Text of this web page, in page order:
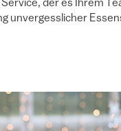
unvergesslicher